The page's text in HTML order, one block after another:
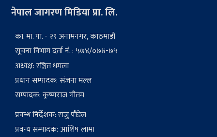
नेपाल जागरण मिडिया प्रा. लि.
का. मा. पा. - २९ अनामनगर, काठमाडौं
सूचना विभाग दर्ता नं. : ५७४/०७४-७५
अध्यक्ष: रञ्जित धमला
प्रधान सम्पादक: संजना मल्ल
सम्पादक: कृष्णराज गौतम
प्रवन्ध निर्देशक: राजु पौडेल
प्रवन्ध सम्पादक: आशिष लामा